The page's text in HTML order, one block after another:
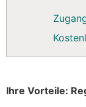
Ihre Vorteile: